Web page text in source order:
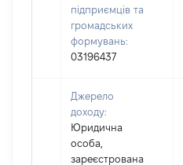
підприємців та
громадських
формувань:
03196437
Джерело
доходу:
Юридична
особа,
зареєстрована